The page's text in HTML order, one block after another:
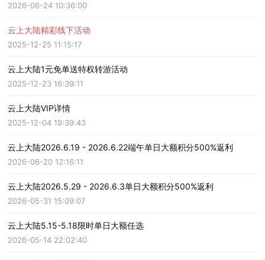
2026-06-24 10:36:00
云上大陆精彩线下活动
2025-12-25 11:15:17
云上大陆1元免单送特权转游活动
2025-12-23 16:39:11
云上大陆VIP详情
2025-12-04 19:39:43
云上大陆2026.6.19 - 2026.6.22端午单日大额积分500%返利
2026-06-20 12:16:11
云上大陆2026.5.29 - 2026.6.3单日大额积分500%返利
2026-05-31 15:09:07
云上大陆5.15-5.18限时单日大额任选
2026-05-14 22:02:40